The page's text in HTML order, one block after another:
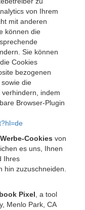
von Ihrem
mit anderen
können die
Sie können
Cookies
bezogenen
die
indem
Browser-Plugin
Werbe-Cookies von
es uns, Ihnen
Ihres
zuzuschneiden.
Pixel , a tool
Menlo Park, CA